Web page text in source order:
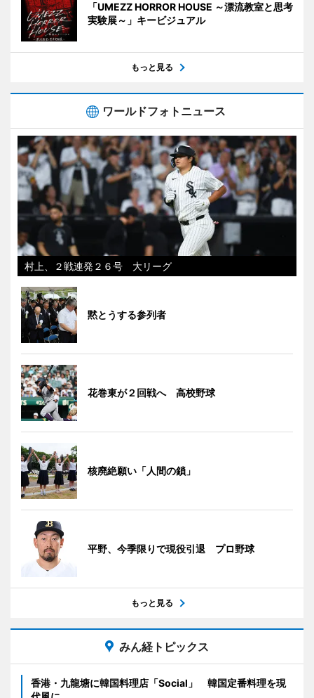
「UMEZZ HORROR HOUSE ～漂流教室と思考
実験展～」キービジュアル
もっと見る
ワールドフォトニュース
村上、２戦連発２６号 大リーグ
黙とうする参列者
花巻東が２回戦へ 高校野球
核廃絶願い「人間の鎖」
平野、今季限りで現役引退 プロ野球
もっと見る
みん経トピックス
香港・九龍塘に韓国料理店「Social」 韓国定番料理を現